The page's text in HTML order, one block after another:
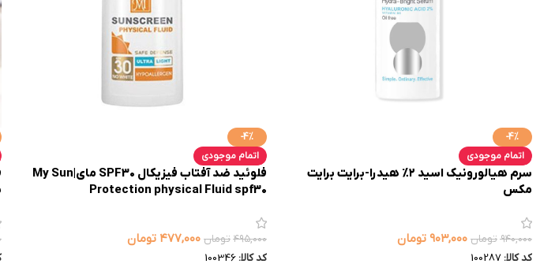
-4%
اتمام موجودی
سرم هیالورونیک اسید ۲% هیدرا-برایت برایت
مکس
۹۴۰,۰۰۰ تومان ۹۰۳,۰۰۰ تومان
کد کالا: 100287
-4%
اتمام موجودی
فلوئید ضد آفتاب فیزیکال SPF30 مای|My Sun
Protection physical Fluid spf30
۴۹۵,۰۰۰ تومان ۴۷۷,۰۰۰ تومان
کد کالا: 100346